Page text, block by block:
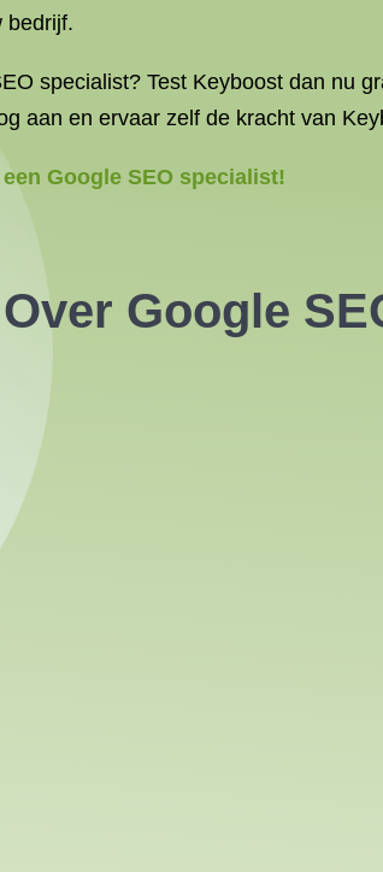
bedrijf.
specialist? Test Keyboost dan nu
aan en ervaar zelf de kracht van
Google SEO specialist!
Google